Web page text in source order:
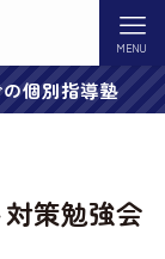
MENU
個別指導塾
策勉強会